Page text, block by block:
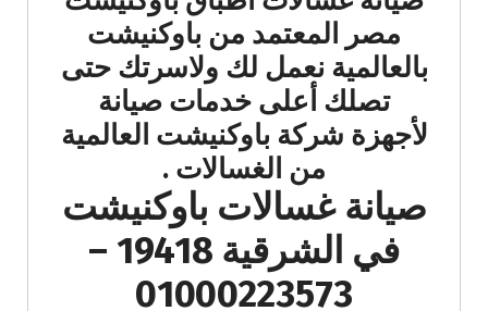
مصر المعتمد من باوكنيشت
بالعالمية نعمل لك ولاسرتك حتى
تصلك أعلى خدمات صيانة
لأجهزة شركة باوكنيشت العالمية
من الغسالات .
صيانة غسالات باوكنيشت
في الشرقية 19418 –
01000223573